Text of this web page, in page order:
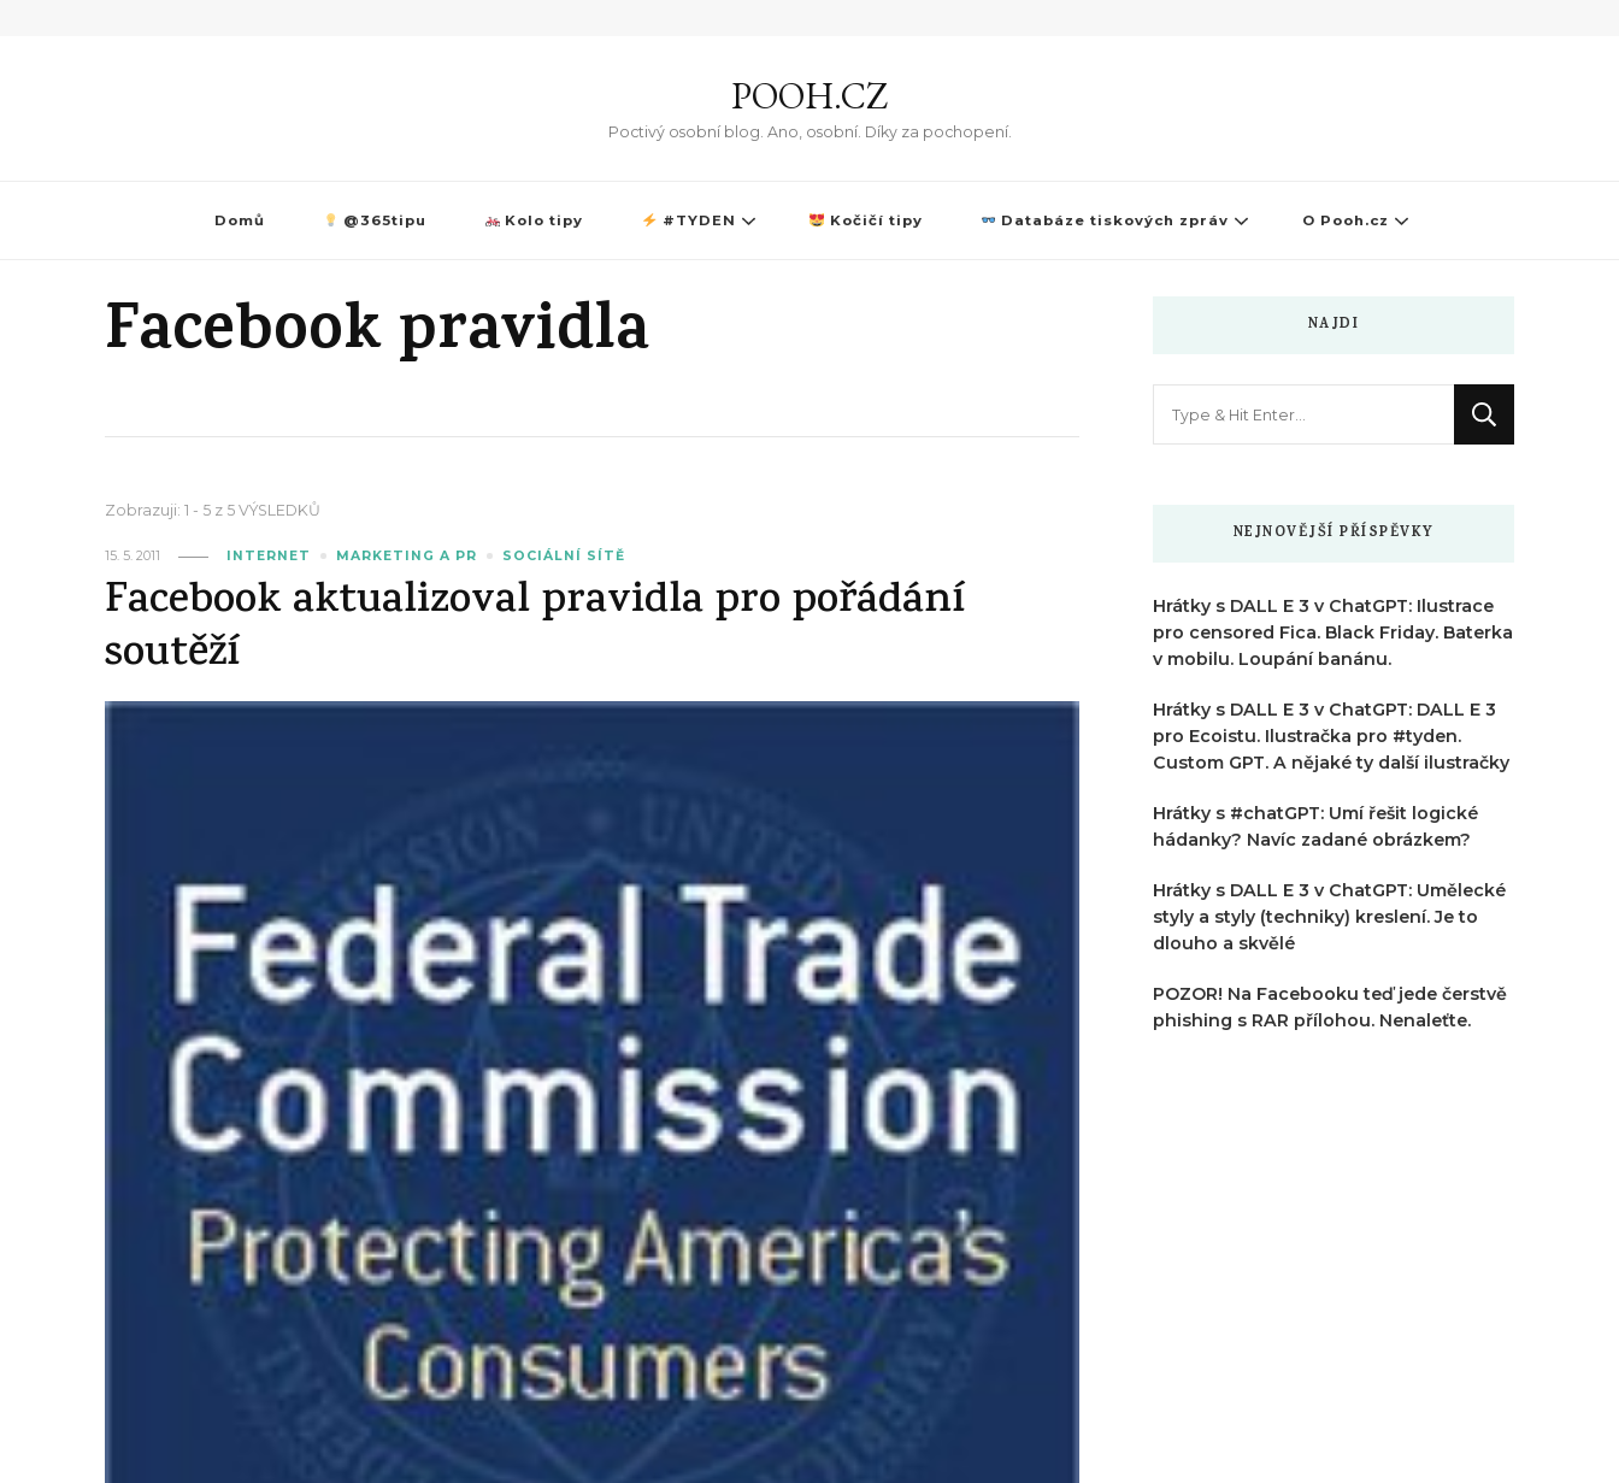
POOH.CZ
Poctivý osobní blog. Ano, osobní. Díky za pochopení.
Domů @365tipu Kolo tipy #TYDEN Kočičí tipy Databáze tiskových zpráv O Pooh.cz
Facebook pravidla
Zobrazuji: 1 - 5 z 5 VÝSLEDKŮ
15. 5. 2011 INTERNET MARKETING A PR SOCIÁLNÍ SÍTĚ
Facebook aktualizoval pravidla pro pořádání
soutěží
NAJDI
NEJNOVĚJŠÍ PŘÍSPĚVKY
Hrátky s DALL E 3 v ChatGPT: Ilustrace
pro censored Fica. Black Friday. Baterka
v mobilu. Loupání banánu.
Hrátky s DALL E 3 v ChatGPT: DALL E 3
pro Ecoistu. Ilustračka pro #tyden.
Custom GPT. A nějaké ty další ilustračky
Hrátky s #chatGPT: Umí řešit logické
hádanky? Navíc zadané obrázkem?
Hrátky s DALL E 3 v ChatGPT: Umělecké
styly a styly (techniky) kreslení. Je to
dlouho a skvělé
POZOR! Na Facebooku teď jede čerstvě
phishing s RAR přílohou. Nenaleťte.